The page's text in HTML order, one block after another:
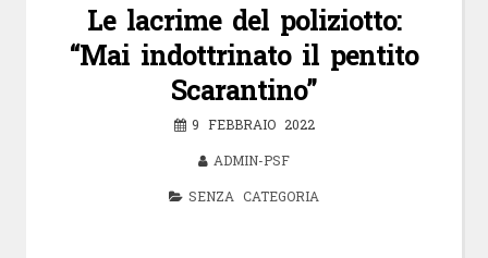
Le lacrime del poliziotto:
“Mai indottrinato il pentito
Scarantino”
9 FEBBRAIO 2022
ADMIN-PSF
SENZA CATEGORIA